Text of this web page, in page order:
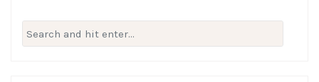
Search
for: